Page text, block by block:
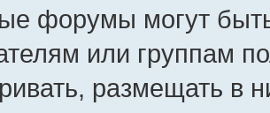
форумы могут
или группам
размещать в